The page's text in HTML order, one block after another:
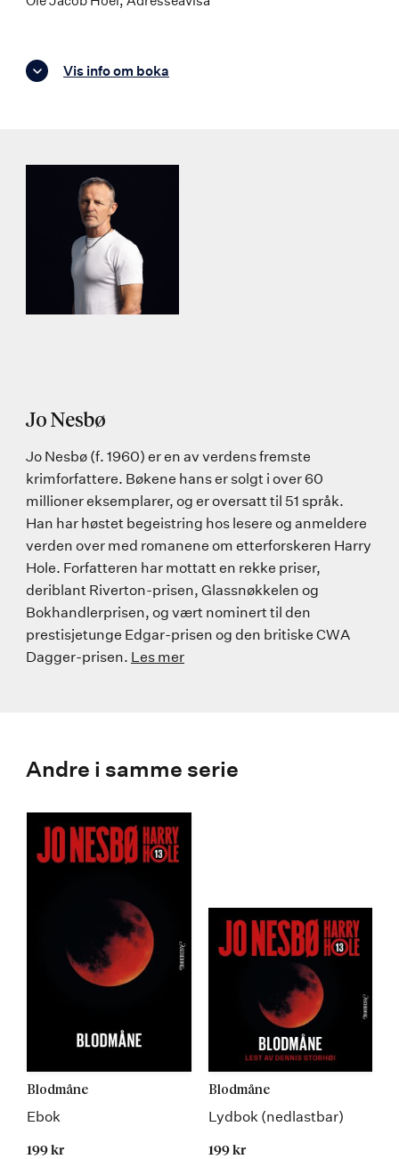
Vis info om boka
Jo Nesbø
Jo Nesbø (f. 1960) er en av verdens fremste
krimforfattere. Bøkene hans er solgt i over 60
millioner eksemplarer, og er oversatt til 51 språk.
Han har høstet begeistring hos lesere og anmeldere
verden over med romanene om etterforskeren Harry
Hole. Forfatteren har mottatt en rekke priser,
deriblant Riverton-prisen, Glassnøkkelen og
Bokhandlerprisen, og vært nominert til den
prestisjetunge Edgar-prisen og den britiske CWA
Dagger-prisen. Les mer
Andre i samme serie
Blodmåne
Ebok
199 kr
Blodmåne
Lydbok (nedlastbar)
199 kr